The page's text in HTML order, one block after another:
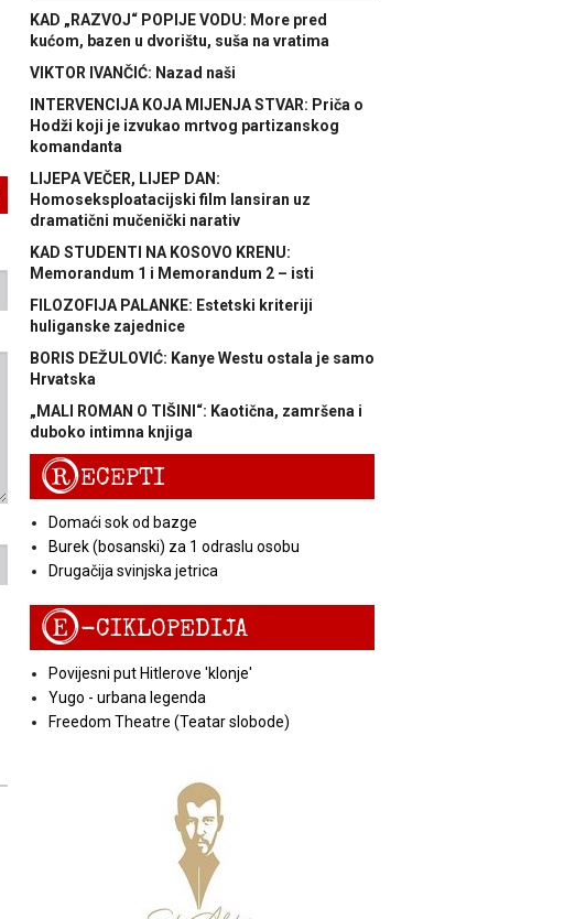
KAD „RAZVOJ“ POPIJE VODU: More pred
kućom, bazen u dvorištu, suša na vratima
VIKTOR IVANČIĆ: Nazad naši
INTERVENCIJA KOJA MIJENJA STVAR: Priča o
Hodži koji je izvukao mrtvog partizanskog
komandanta
LIJEPA VEČER, LIJEP DAN:
Homoseksploatacijski film lansiran uz
dramatični mučenički narativ
KAD STUDENTI NA KOSOVO KRENU:
Memorandum 1 i Memorandum 2 – isti
FILOZOFIJA PALANKE: Estetski kriteriji
huliganske zajednice
BORIS DEŽULOVIĆ: Kanye Westu ostala je samo
Hrvatska
„MALI ROMAN O TIŠINI“: Kaotična, zamršena i
duboko intimna knjiga
RECEPTI
Domaći sok od bazge
Burek (bosanski) za 1 odraslu osobu
Drugačija svinjska jetrica
E-CIKLOPEDIJA
Povijesni put Hitlerove 'klonje'
Yugo - urbana legenda
Freedom Theatre (Teatar slobode)